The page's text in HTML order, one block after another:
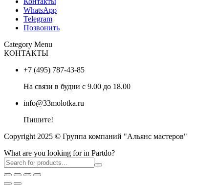
WhatsApp
Telegram
Позвонить
Category Menu
КОНТАКТЫ
+7 (495) 787-43-85
На связи в будни с 9.00 до 18.00
info@33molotka.ru
Пишите!
Copyright 2025 © Группа компаний "Альянс мастеров"
What are you looking for in Partdo?